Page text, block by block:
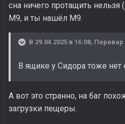
сна ничего протащить
M9, и ты нашёл M9.
В 29.04.2025 в 16:08, Перевар
В ящике у Сидора тоже нет
А вот это странно, на баг
загрузки пещеры.